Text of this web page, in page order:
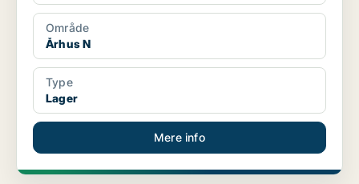
Område
Århus N
Type
Lager
Mere info